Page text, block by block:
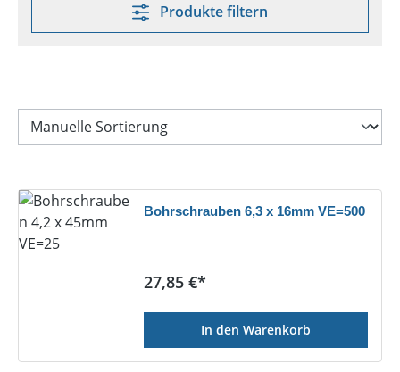
Produkte filtern
Bohrschrauben 6,3 x 16mm VE=500
Regulärer Preis:
27,85 €*
In den Warenkorb